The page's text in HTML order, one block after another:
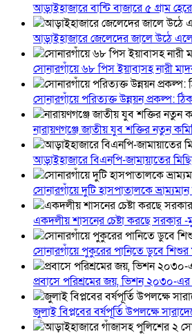
আড়াইহাজারে বান্টি বাজারে ৫ গ্রাম
আড়াইহাজারে জেলেদের জালে উঠে
সোনারগাঁয়ে ৬৮ পিস ইয়াবাসহ নারী
সোনারগাঁয়ে পরিত্যক্ত উন্নয়ন প্রকল্প:
নারায়ণগঞ্জে জাতীয় যুব শক্তির নতুন
আড়াইহাজারে বিএনপি-জামায়াতের
সোনারগাঁয়ে দুটি হাসপাতালকে
একদলীয় শাসনের চেষ্টা করছে সরকার -
সোনারগাঁয়ে পুকুরের পানিতে ডুবে
প্রবাসে পরিশ্রমের জয়, ভিশন ২০৩০-
জুলাই বিপ্লবের বর্ষপূর্তি উপলক্ষে